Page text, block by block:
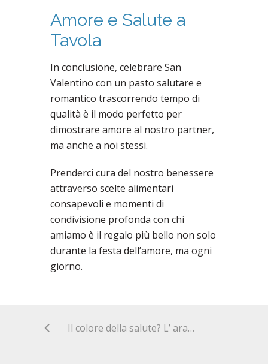
Amore e Salute a
Tavola
In conclusione, celebrare San
Valentino con un pasto salutare e
romantico trascorrendo tempo di
qualità è il modo perfetto per
dimostrare amore al nostro partner,
ma anche a noi stessi.
Prenderci cura del nostro benessere
attraverso scelte alimentari
consapevoli e momenti di
condivisione profonda con chi
amiamo è il regalo più bello non solo
durante la festa dell’amore, ma ogni
giorno.
Il colore della salute? L’ arancio! Scopri le proprietà delle arance